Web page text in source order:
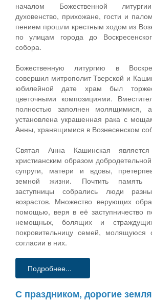
началом Божественной
духовенство, прихожане, гости и
пением прошли крестным ходом из
по улицам города до
собора.
Божественную литургию в
совершил митрополит Тверской и
юбилейной дате храм был
цветочными композициями.
полностью заполнен молящимися,
установлена украшенная рака с
Анны, хранящимися в Вознесенском
Святая Анна Кашинская
христианским образом
супруги, матери и вдовы,
земной жизни. Почтить память
заступницы собрались люди
возрастов. Множество верующих
помощью, веря в её заступничество
немощных, болящих и
покровительницу семей, молящуюся
согласии в них.
Подробнее...
С праздником, дорогие